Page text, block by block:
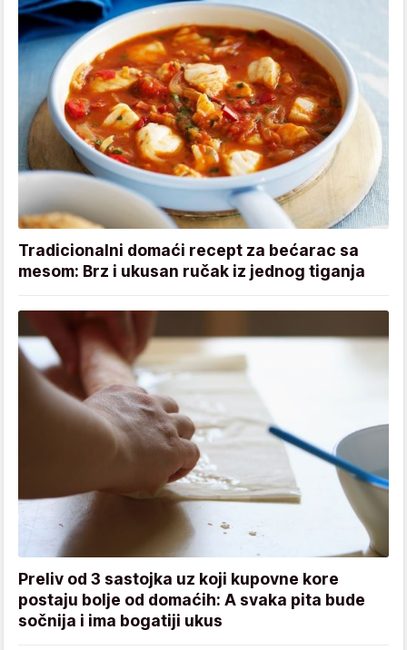
Tradicionalni domaći recept za bećarac sa
mesom: Brz i ukusan ručak iz jednog tiganja
Preliv od 3 sastojka uz koji kupovne kore
postaju bolje od domaćih: A svaka pita bude
sočnija i ima bogatiji ukus